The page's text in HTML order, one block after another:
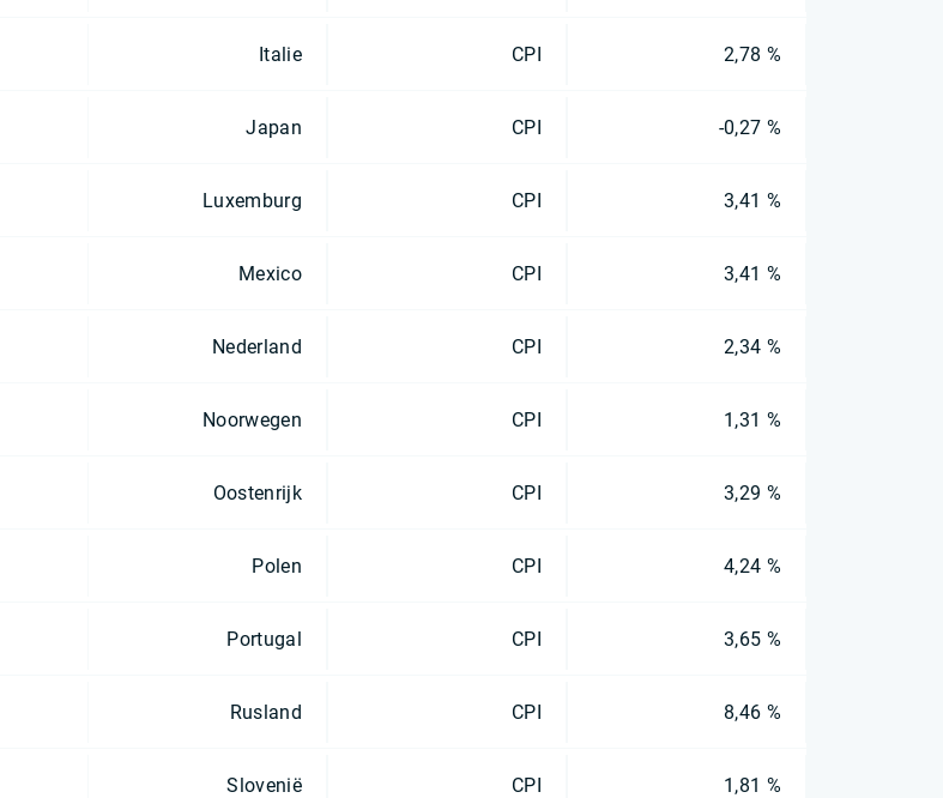
Italie CPI 2,78 %
Japan CPI -0,27 %
Luxemburg CPI 3,41 %
Mexico CPI 3,41 %
Nederland CPI 2,34 %
Noorwegen CPI 1,31 %
Oostenrijk CPI 3,29 %
Polen CPI 4,24 %
Portugal CPI 3,65 %
Rusland CPI 8,46 %
Slovenië CPI 1,81 %